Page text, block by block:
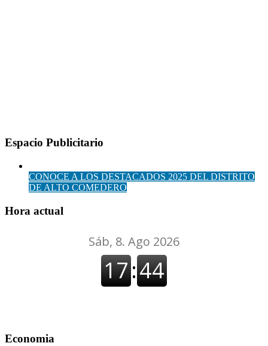
Espacio Publicitario
CONOCE A LOS DESTACADOS 2025 DEL DISTRITO
DE ALTO COMEDERO
Hora actual
Economia